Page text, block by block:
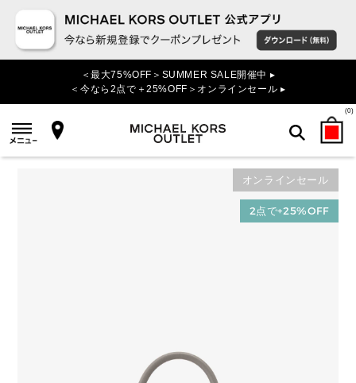
＜最大75%OFF＞SUMMER SALE開催中 ▸
＜今なら2点で＋25%OFF＞オンラインセール ▸
(0)
検索
オンラインセール
2点で+25%OFF